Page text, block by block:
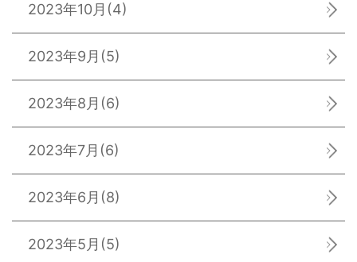
2023年10月 (4)
2023年9月 (5)
2023年8月 (6)
2023年7月 (6)
2023年6月 (8)
2023年5月 (5)